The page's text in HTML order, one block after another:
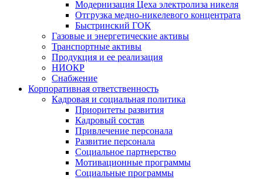
Модернизация Цеха электролиза никеля
Отгрузка медно-никелевого концентрата
Быстринский ГОК
Газовые и энергетические активы
Транспортные активы
Продукция и ее реализация
НИОКР
Снабжение
Корпоративная ответственность
Кадровая и социальная политика
Приоритеты развития
Кадровый состав
Привлечение персонала
Развитие персонала
Социальное партнерство
Мотивационные программы
Социальные программы